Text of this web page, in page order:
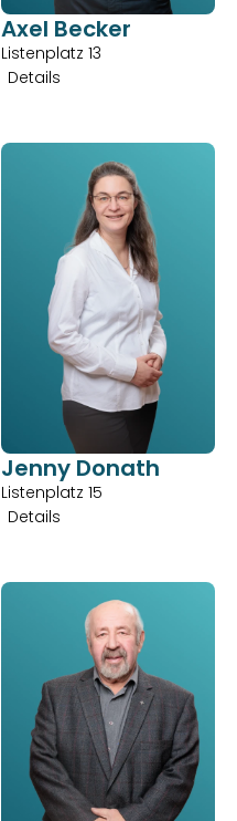
Axel Becker
Listenplatz 13
Details
Jenny Donath
Listenplatz 15
Details